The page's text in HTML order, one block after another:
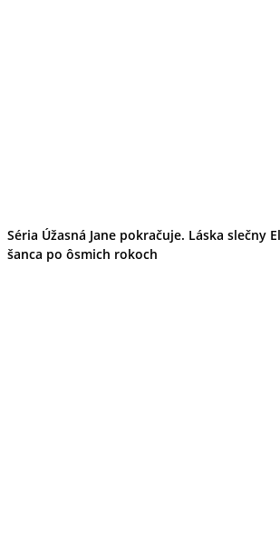
Séria Úžasná Jane pokračuje. Láska slečny
šanca po ôsmich rokoch